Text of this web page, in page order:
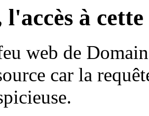
l'accès à
web de
car la